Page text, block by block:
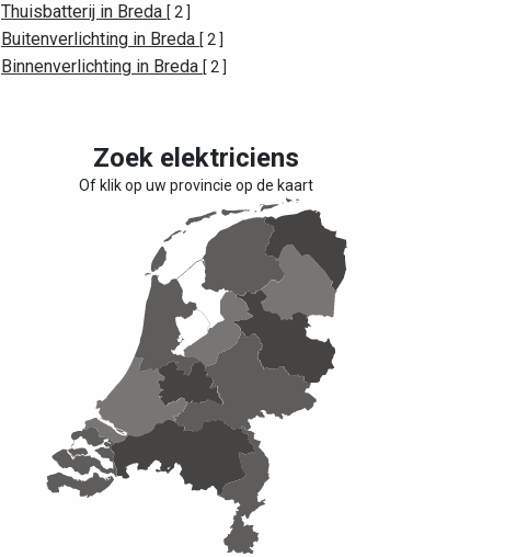
Thuisbatterij in Breda [ 2 ]
Buitenverlichting in Breda [ 2 ]
Binnenverlichting in Breda [ 2 ]
Zoek elektriciens
Of klik op uw provincie op de kaart